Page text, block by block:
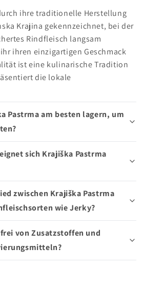
ihre traditionelle Herstellung
Krajina gekennzeichnet, bei der
Rindfleisch langsam
ihren einzigartigen Geschmack
ist eine kulinarische Tradition
die lokale
Pastrma am besten lagern, um
sich Krajiška Pastrma
zwischen Krajiška Pastrma
wie Jerky?
von Zusatzstoffen und